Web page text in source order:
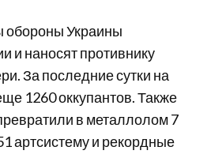
обороны Украины
и наносят противнику
За последние сутки на
1260 оккупантов. Также
в металлолом 7
артсистему и рекордные